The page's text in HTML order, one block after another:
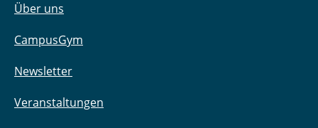
Über uns
CampusGym
Newsletter
Veranstaltungen